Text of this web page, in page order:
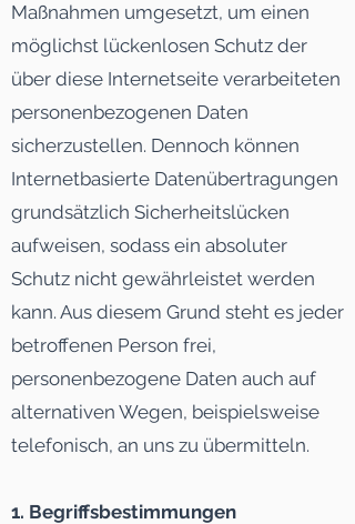
Maßnahmen umgesetzt, um einen
möglichst lückenlosen Schutz der
über diese Internetseite verarbeiteten
personenbezogenen Daten
sicherzustellen. Dennoch können
Internetbasierte Datenübertragungen
grundsätzlich Sicherheitslücken
aufweisen, sodass ein absoluter
Schutz nicht gewährleistet werden
kann. Aus diesem Grund steht es jeder
betroffenen Person frei,
personenbezogene Daten auch auf
alternativen Wegen, beispielsweise
telefonisch, an uns zu übermitteln.
1. Begriffsbestimmungen